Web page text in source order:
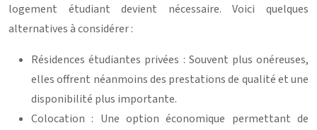
logement étudiant devient nécessaire. Voici quelques
alternatives à considérer :
Résidences étudiantes privées : Souvent plus onéreuses,
elles offrent néanmoins des prestations de qualité et une
disponibilité plus importante.
Colocation : Une option économique permettant de